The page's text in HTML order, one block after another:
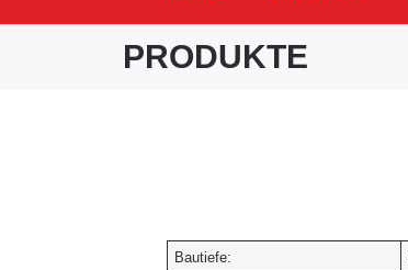
PRODUKTE
Bautiefe: